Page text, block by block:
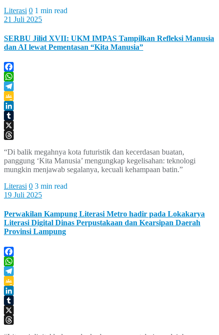
Literasi 0 1 min read
21 Juli 2025
SERBU Jilid XVII: UKM IMPAS Tampilkan Refleksi Manusia
dan AI lewat Pementasan “Kita Manusia”
Facebook
WhatsApp
Telegram
Google
Classroom
LinkedIn
Tumblr
X
“Di balik megahnya kota futuristik dan kecerdasan buatan,
panggung ‘Kita Manusia’ mengungkap kegelisahan: teknologi
mungkin menjawab segalanya, kecuali kehampaan batin.”
Literasi 0 3 min read
19 Juli 2025
Perwakilan Kampung Literasi Metro hadir pada Lokakarya
Literasi Digital Dinas Perpustakaan dan Kearsipan Daerah
Provinsi Lampung
Facebook
WhatsApp
Telegram
Google
Classroom
LinkedIn
Tumblr
X